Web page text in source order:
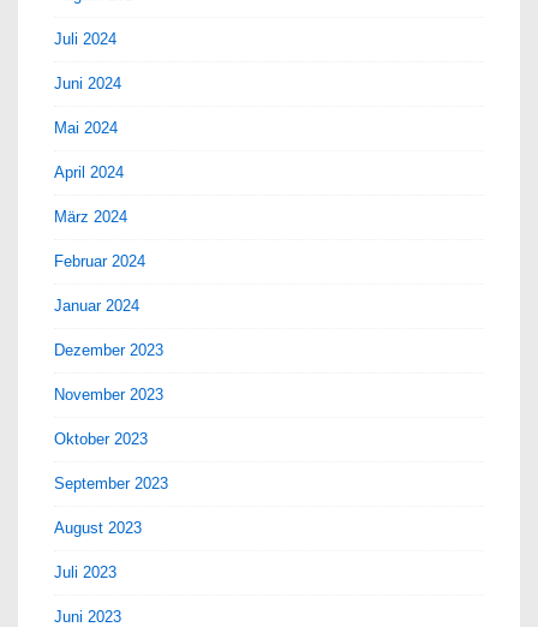
Juli 2024
Juni 2024
Mai 2024
April 2024
März 2024
Februar 2024
Januar 2024
Dezember 2023
November 2023
Oktober 2023
September 2023
August 2023
Juli 2023
Juni 2023